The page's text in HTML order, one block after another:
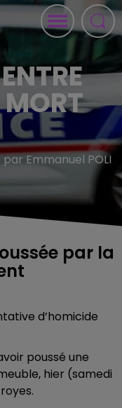
MORT
par Emmanuel POLI
par la
d’homicide
poussé une
hier (samedi